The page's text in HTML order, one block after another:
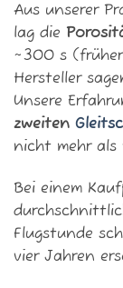
Aus unserer
lag die
~300 s
Hersteller
Unsere
zweiten
nicht mehr
Bei einem
Flugstunde
vier Jahren